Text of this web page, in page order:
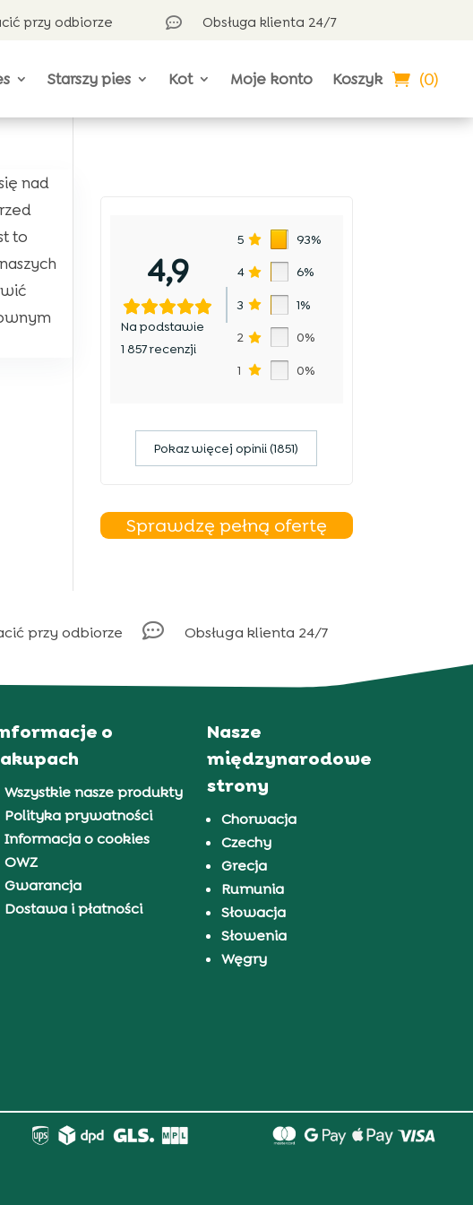
przy odbiorze  Obsługa klienta 24/7
Starszy pies Kot Moje konto Koszyk (0)
nad
to
4,9
Na podstawie
1 857 recenzji
5 93%
4 6%
3 1%
2 0%
1 0%
Pokaz więcej opinii (1851)
Sprawdzę pełną ofertę
przy odbiorze  Obsługa klienta 24/7
o
Wszystkie nasze produkty
Polityka prywatności
Informacja o cookies
OWZ
Gwarancja
Dostawa i płatności
Nasze
międzynarodowe
strony
Chorwacja
Czechy
Grecja
Rumunia
Słowacja
Słowenia
Węgry